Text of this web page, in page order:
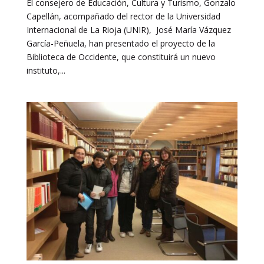
El consejero de Educación, Cultura y Turismo, Gonzalo
Capellán, acompañado del rector de la Universidad
Internacional de La Rioja (UNIR), José María Vázquez
García-Peñuela, han presentado el proyecto de la
Biblioteca de Occidente, que constituirá un nuevo
instituto,...